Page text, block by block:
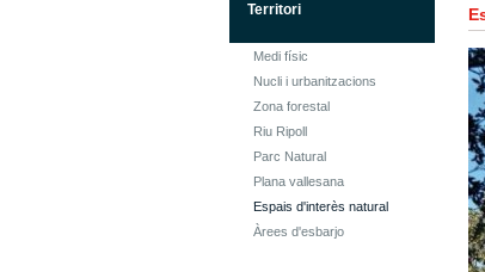
Territori
Medi físic
Nucli i urbanitzacions
Zona forestal
Riu Ripoll
Parc Natural
Plana vallesana
Espais d'interès natural
Àrees d'esbarjo